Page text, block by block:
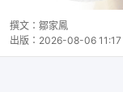
撰文： 鄒家鳳
出版： 2026-08-06 11:17